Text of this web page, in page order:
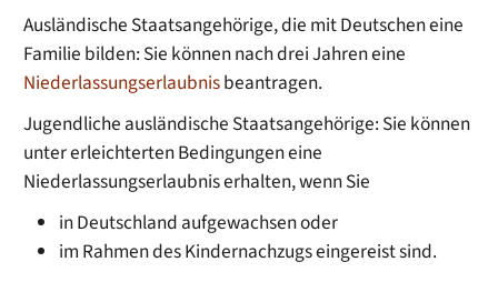
Ausländische Staatsangehörige, die mit Deutschen eine
Familie bilden: Sie können nach drei Jahren eine
Niederlassungserlaubnisbeantragen.
Jugendliche ausländische Staatsangehörige: Sie können
unter erleichterten Bedingungen eine
Niederlassungserlaubnis erhalten, wenn Sie
in Deutschland aufgewachsen oder
im Rahmen des Kindernachzugs eingereist sind.